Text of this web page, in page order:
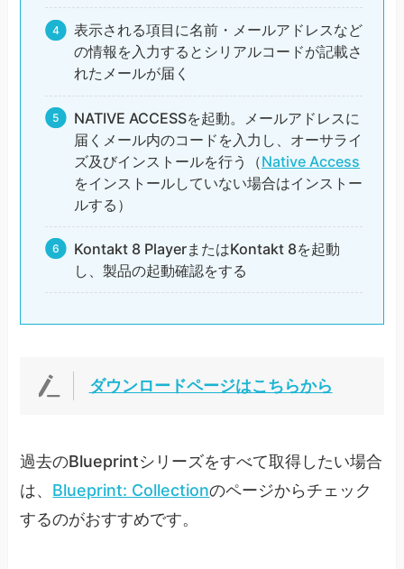
表示される項目に名前・メールアドレスなど
の情報を入力するとシリアルコードが記載さ
れたメールが届く
NATIVE ACCESSを起動。メールアドレスに
届くメール内のコードを入力し、オーサライ
ズ及びインストールを行う（Native Access
をインストールしていない場合はインストー
ルする）
Kontakt 8 PlayerまたはKontakt 8を起動
し、製品の起動確認をする
ダウンロードページはこちらから
過去のBlueprintシリーズをすべて取得したい場合
は、 Blueprint: Collectionのページからチェック
するのがおすすめです。